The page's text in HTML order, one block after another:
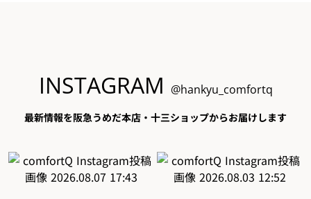
INSTAGRAM @hankyu_comfortq
最新情報を阪急うめだ本店・十三ショップからお届けします